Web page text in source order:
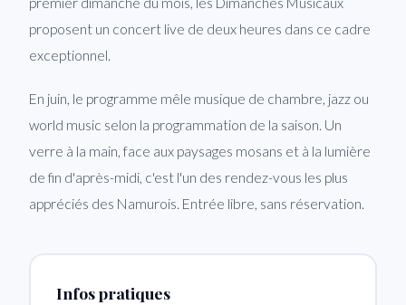
proposent un concert live de deux heures dans ce cadre
exceptionnel.
En juin, le programme mêle musique de chambre, jazz ou
world music selon la programmation de la saison. Un
verre à la main, face aux paysages mosans et à la lumière
de fin d'après-midi, c'est l'un des rendez-vous les plus
appréciés des Namurois. Entrée libre, sans réservation.
Infos pratiques